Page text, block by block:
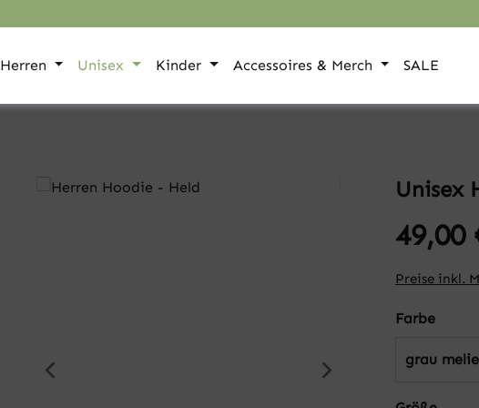
Herren Unisex Kinder Accessoires & Merch SALE
Unisex
49,00
Preise inkl.
Farbe
grau